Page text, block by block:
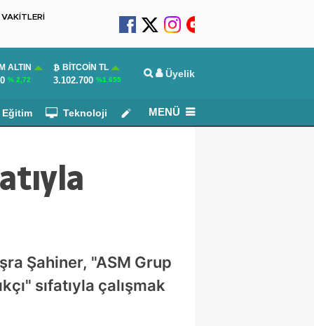
ALTIN
% 2,72
BITCOIN TL
3.102.700 %1.655 Üyelik
Eğitim Teknoloji Köşe Yazarları
MENÜ
Şahiner, "ASM Grup
sıfatıyla çalışmak